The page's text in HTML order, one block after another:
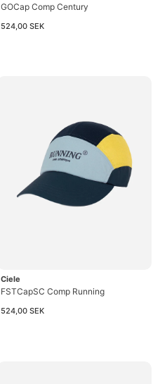
GOCap Comp Century
524,00 SEK
Ciele
FSTCapSC Comp Running
524,00 SEK